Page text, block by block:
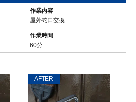
作業内容
屋外蛇口交換
作業時間
60分
AFTER